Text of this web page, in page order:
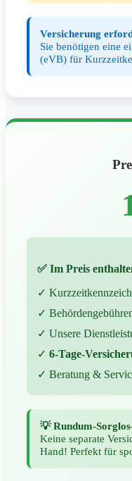
Versicherung
Sie benötigen eine
(eVB) für
✅ Im Preis
✓
✓
✓ Unsere
✓ 6-Tage-
✓ Beratung &
💡 Rundum-
Keine separate
Hand! Perfekt für